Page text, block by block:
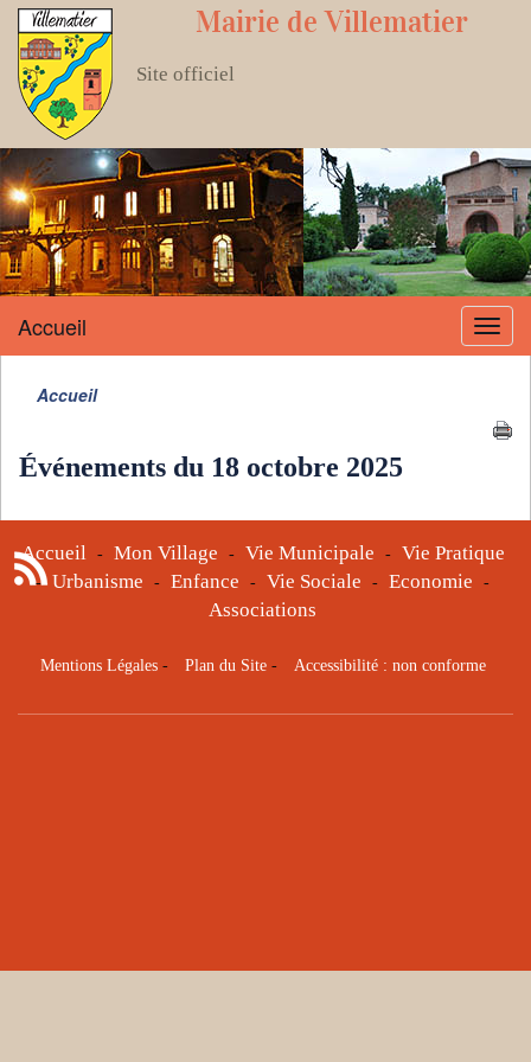
Mairie de Villematier
Site officiel
Menu
Accueil
Accueil
Événements du 18 octobre 2025
Accueil - Mon Village - Vie Municipale - Vie Pratique
- Urbanisme - Enfance - Vie Sociale - Economie -
Associations
Mentions Légales- Plan du Site- Accessibilité : non conforme